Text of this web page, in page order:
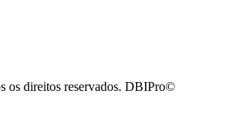
direitos reservados. DBIPro©